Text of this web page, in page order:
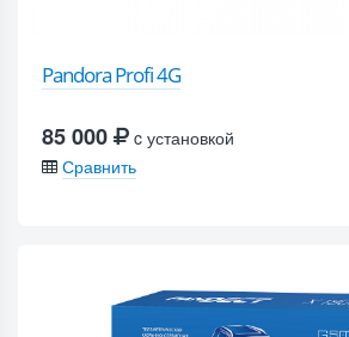
Pandora Profi 4G
85 000
c установкой
Сравнить